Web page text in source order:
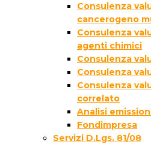
Consulenza
cancerogeno
Consulenza
agenti chimici
Consulenza
Consulenza
Consulenza
correlato
Analisi
Fondimpresa
Servizi D.Lgs. 81/08